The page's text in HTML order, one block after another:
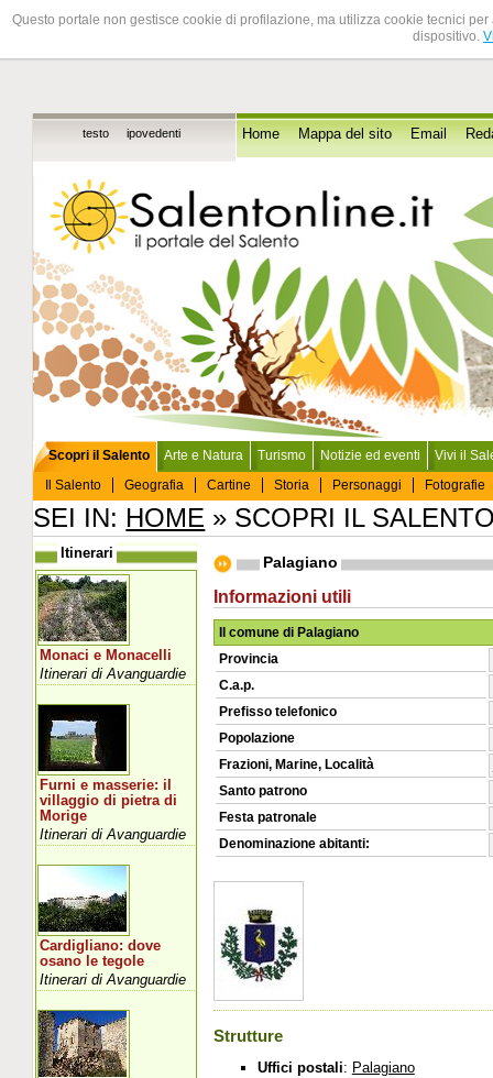
Questo portale non gestisce cookie di profilazione, ma utilizza cookie tecnici
dispositivo.
testo ipovedenti Home Mappa del sito Email
Scopri il Salento
Il Salento
Geografia Cartine Storia Personaggi Fotografie
Arte e Natura Turismo Notizie ed eventi Vivi il
SEI IN: HOME » SCOPRI IL
Palagiano
Informazioni utili
Il comune di Palagiano
Provincia
C.a.p.
Prefisso telefonico
Popolazione
Frazioni, Marine, Località
Santo patrono
Festa patronale
Denominazione abitanti:
Strutture
Uffici postali: Palagiano
Itinerari
Monaci e Monacelli
Itinerari di Avanguardie
Furni e masserie: il
villaggio di pietra di
Morige
Itinerari di Avanguardie
Cardigliano: dove
osano le tegole
Itinerari di Avanguardie